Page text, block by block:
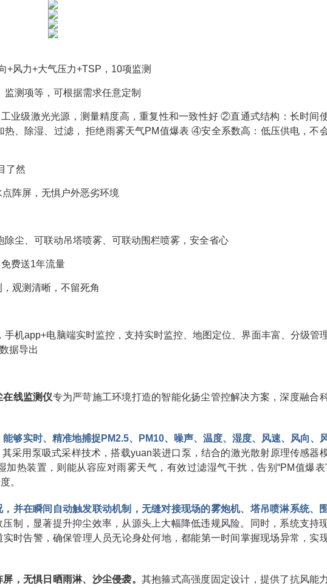
+风力+大气压力+TSP，10项监测
测项等，可根据需求任意定制
业级激光光源，测量精度高，重复性和一致性好 ②直通式结构：长时间
、除湿、过滤， 拒绝雨雾天气PM值爆表 ④安全系数高：低压供电，不
了然
阵屏，无惧户外恶劣环境
尘、可联动吊塔喷雾、可联动围栏喷雾，安全省心
费送1年流量
观测清晰，不留死角
机app+电脑端实时监控，支持实时监控、地图定位、界面丰富、分级管
据导出
在线监测仪专为严苛施工环境打造的智能化扬尘管控解决方案，深度融合
够实时、精准地捕捉PM2.5、PM10、噪声、温度、湿度、风速、风向、
采用泵吸式采样技术，搭载yuan装进口泵，结合的激光散射原理传感器
热装置，则能从容应对雨雾天气，有效过滤湿气干扰，告别“PM值爆
。
并在瞬间自动触发联动机制，无缝对接现场的雾炮机、塔吊喷淋系统、
制，显著提升抑尘效率，从源头上大幅降低违规风险。同时，系统支持
时告警，确保管理人员无论身处何地，都能第一时间掌握现场异常，实
，无惧日晒雨淋、沙尘侵袭。 其抱箍式高强度固定设计，提供了抗风能